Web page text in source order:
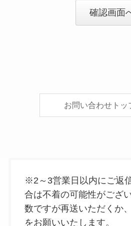
確認画面
お問い合わせトッ
※2～3営業日以内にご返
合は不着の可能性がござ
数ですが再送いただくか
をお願いいたします。